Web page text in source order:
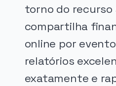
torno do recurso
compartilha
online por
relatórios
exatamente e